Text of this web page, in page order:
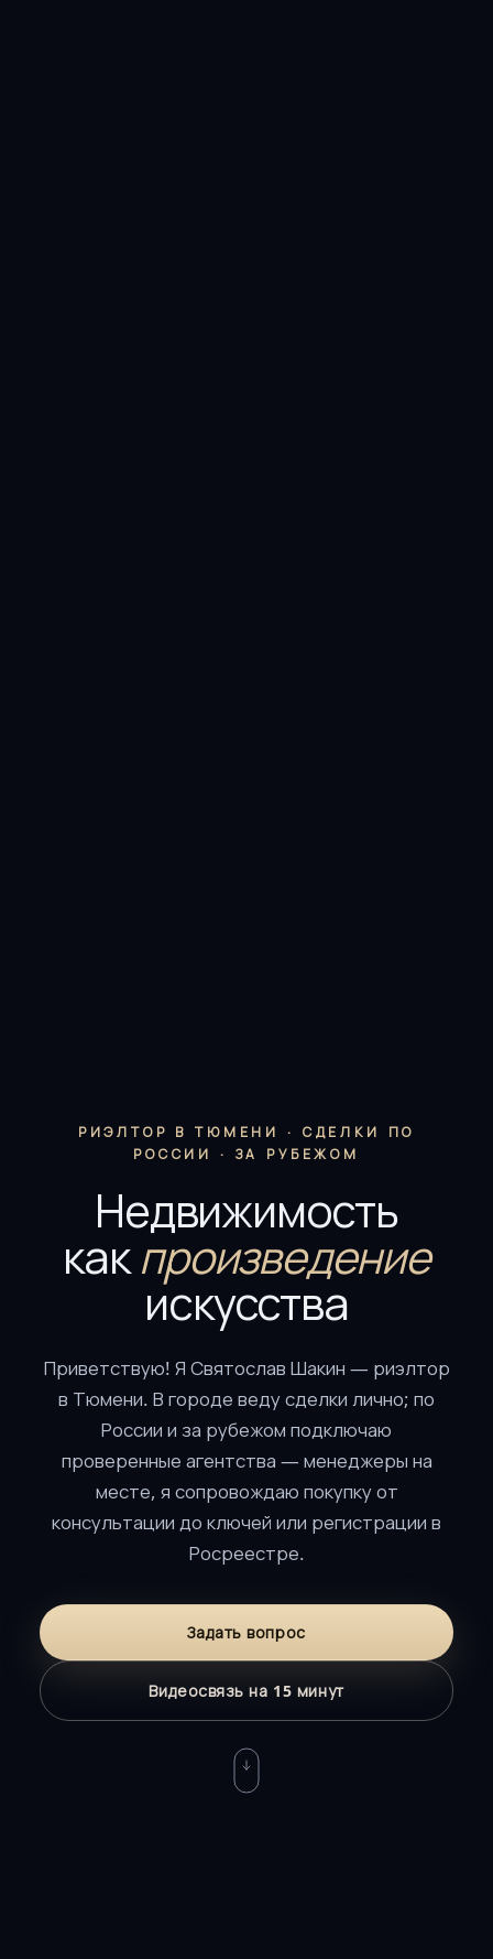
РИЭЛТОР В ТЮМЕНИ · СДЕЛКИ ПО
РОССИИ · ЗА РУБЕЖОМ
Недвижимость
какпроизведение
искусства
Приветствую! Я Святослав Шакин — риэлтор
в Тюмени. В городе веду сделки лично; по
России и за рубежом подключаю
проверенные агентства — менеджеры на
месте, я сопровождаю покупку от
консультации до ключей или регистрации в
Росреестре.
Задать вопрос
Видеосвязь на 15 минут